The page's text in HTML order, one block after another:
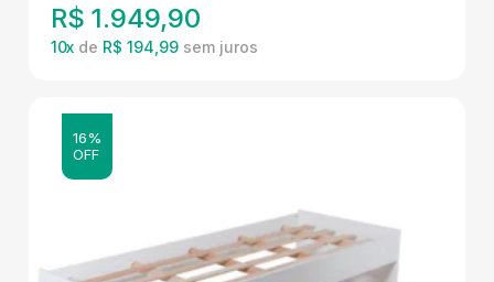
R$ 1.949,90
10x de R$ 194,99
16%
OFF